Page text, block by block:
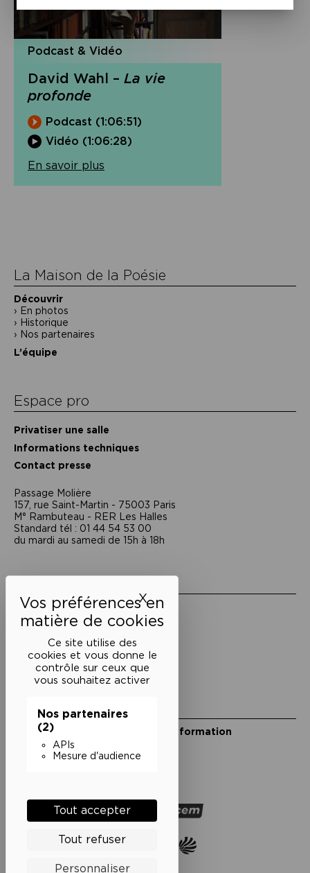
Ce site utilise des
cookies et vous donne le
contrôle sur ceux que
vous souhaitez activer
Nos partenaires
(2)
APIs
Mesure d'audience
Tout accepter
Tout refuser
Personnaliser
XMasquer le bandeau des
Podcast & Vidéo
David Wahl – La vie
profonde
Podcast (1:06:51)
Vidéo (1:06:28)
En savoir plus
La Maison de la Poésie
Découvrir
En photos
Historique
Nos partenaires
L’équipe
Espace pro
Privatiser une salle
Informations techniques
Contact presse
Passage Moliėre
157, rue Saint-Martin - 75003 Paris
M° Rambuteau - RER Les Halles
Standard tél : 01 44 54 53 00
du mardi au samedi de 15h à 18h
Mentions légales
Politique de confidentialité
Conditions générales de vente
Cookies
Restons en lien
Inscrivez-vous à notre lettre d’information
Suivez-nous sur les réseaux